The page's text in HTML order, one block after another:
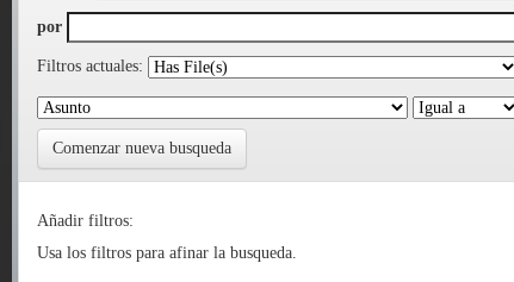
por
Filtros actuales:
Comenzar nueva busqueda
Añadir filtros:
Usa los filtros para afinar la busqueda.